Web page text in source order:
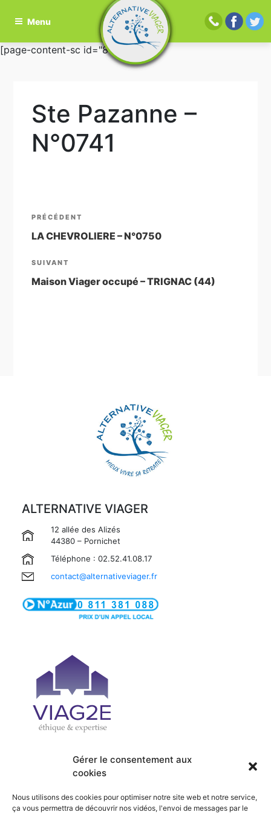
Gérer le consentement aux
cookies
Nous utilisons des cookies pour optimiser notre site web et notre service,
ça vous permettra de découvrir nos vidéos, l'envoi de messages par le
Aller
Menu
[page-content-sc id="81"]
Ste Pazanne –
N°0741
Navigation
de
l’article
Article
précédent
PRÉCÉDENT
LA CHEVROLIERE – N°0750
Article
suivant
SUIVANT
Maison Viager occupé – TRIGNAC (44)
ALTERNATIVE VIAGER
12 allée des Alizés
44380 – Pornichet
Téléphone : 02.52.41.08.17
contact@alternativeviager.fr
| ACTUALITÉS
| RECRUTEMENT